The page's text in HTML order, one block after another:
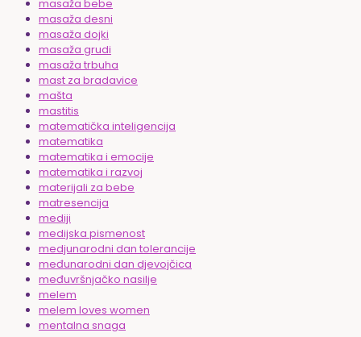
masaža bebe
masaža desni
masaža dojki
masaža grudi
masaža trbuha
mast za bradavice
mašta
mastitis
matematička inteligencija
matematika
matematika i emocije
matematika i razvoj
materijali za bebe
matresencija
mediji
medijska pismenost
medjunarodni dan tolerancije
međunarodni dan djevojčica
međuvršnjačko nasilje
melem
melem loves women
mentalna snaga